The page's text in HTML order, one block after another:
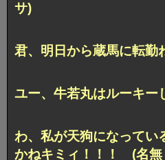
サ)
君、明日から蔵馬に転
ユー、牛若丸はルーキ
わ、私が天狗になってい
かねキミィ！！！ (名無